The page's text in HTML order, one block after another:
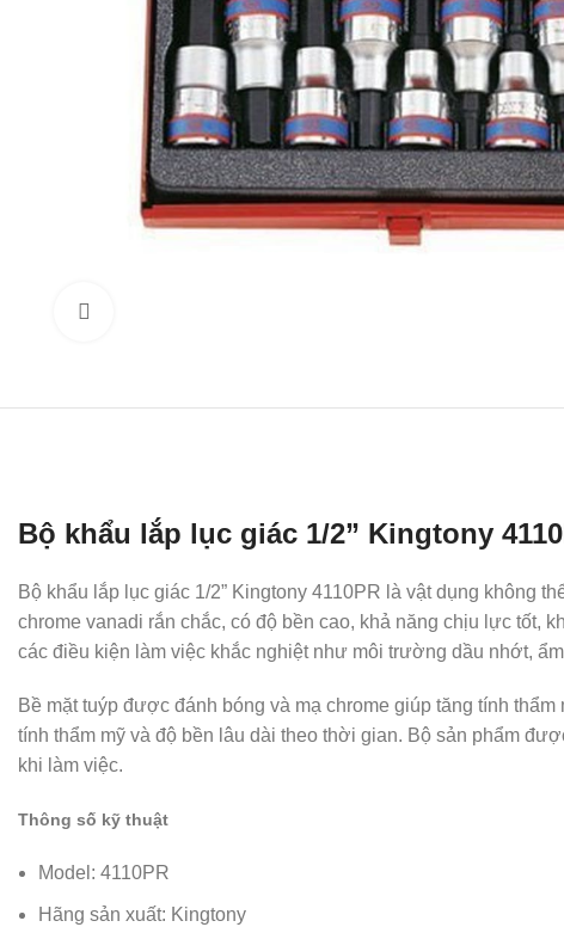
Bộ khẩu lắp lục giác 1/2” Kingtony
Bộ khẩu lắp lục giác 1/2” Kingtony 4110PR là vật dụng không
chrome vanadi rắn chắc, có độ bền cao, khả năng chịu lực tốt,
các điều kiện làm việc khắc nghiệt như môi trường dầu nhớt,
Bề mặt tuýp được đánh bóng và mạ chrome giúp tăng tính
tính thẩm mỹ và độ bền lâu dài theo thời gian. Bộ sản phẩm
khi làm việc.
Thông số kỹ thuật
Model: 4110PR
Hãng sản xuất: Kingtony